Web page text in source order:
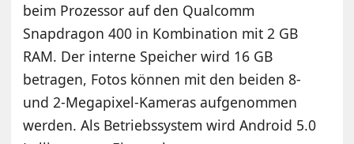
beim Prozessor auf den Qualcomm
Snapdragon 400 in Kombination mit 2 GB
RAM. Der interne Speicher wird 16 GB
betragen, Fotos können mit den beiden 8-
und 2-Megapixel-Kameras aufgenommen
werden. Als Betriebssystem wird Android 5.0